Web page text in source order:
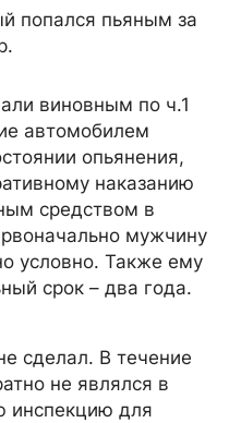
попался пьяным за
виновным по ч.1
автомобилем
опьянения,
наказанию
средством в
мужчину
условно. Также ему
срок – два года.
сделал. В течение
не являлся в
инспекцию для